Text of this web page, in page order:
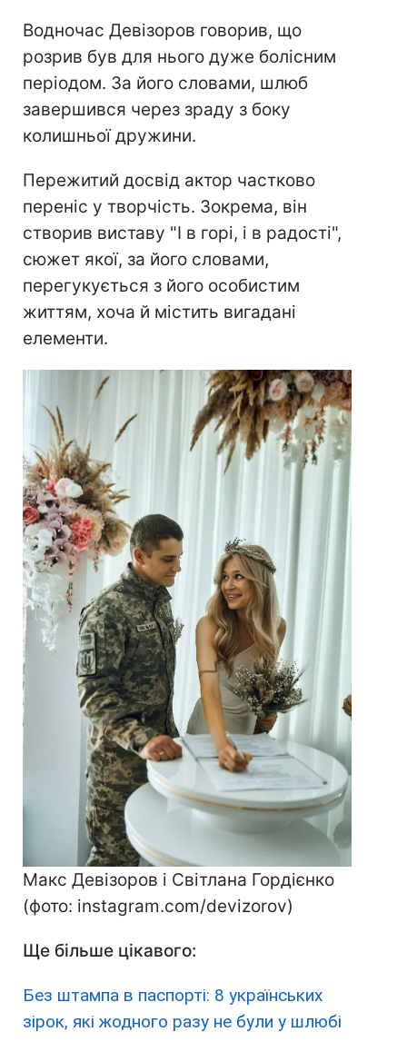
Водночас Девізоров говорив, що
розрив був для нього дуже болісним
періодом. За його словами, шлюб
завершився через зраду з боку
колишньої дружини.
Пережитий досвід актор частково
переніс у творчість. Зокрема, він
створив виставу "І в горі, і в радості",
сюжет якої, за його словами,
перегукується з його особистим
життям, хоча й містить вигадані
елементи.
Макс Девізоров і Світлана Гордієнко
(фото: instagram.com/devizorov​​​​​​​)
Ще більше цікавого:
Без штампа в паспорті: 8 українських
зірок, які жодного разу не були у шлюбі